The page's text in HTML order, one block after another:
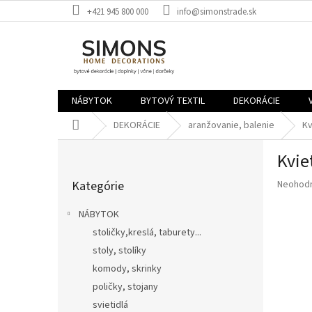
na
+421 945 800 000 info@simonstrade.sk
NÁBYTOK BYTOVÝ TEXTIL DEKORÁCIE
DomovDEKORÁCIE aranžovanie, balenie
kategórie
Kategórie
NÁBYTOK
stoličky,kreslá, taburety...
stoly, stolíky
komody, skrinky
poličky, stojany
svietidlá